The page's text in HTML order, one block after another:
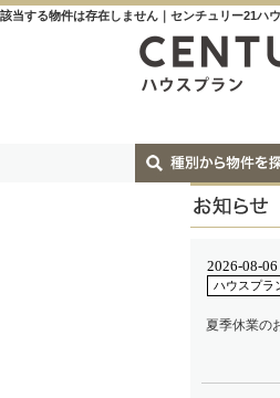
該当する物件は存在しません｜センチュリー21ハ